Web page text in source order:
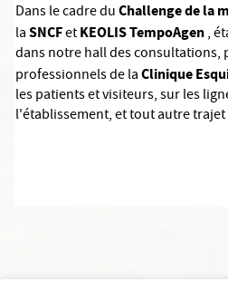
Dans le cadre duChallenge de la
laSNCFetKEOLIS TempoAgen,
dans notre hall des
professionnels de laClinique
les patients et visiteurs, sur les
l'établissement, et tout autre trajet